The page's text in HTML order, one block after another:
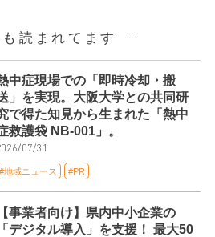
読まれてます
中症現場での「即時冷却・搬
」を実現。大阪大学との共同研
で得た知見から生まれた「熱中
救護袋 NB-001」。
07/31
#地域ニュース #PR
【事業者向け】県内中小企業の
「デジタル導入」を支援！ 最大50